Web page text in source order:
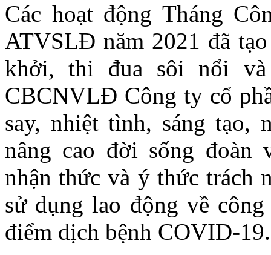
Các hoạt động Tháng
ATVSLĐ năm 2021 đã
khởi, thi đua sôi nổi
CBCNVLĐ Công ty cổ
say, nhiệt tình, sáng tạo,
nâng cao đời sống đoàn
nhận thức và ý thức trách
sử dụng lao động về
điểm dịch bệnh COVID-19.